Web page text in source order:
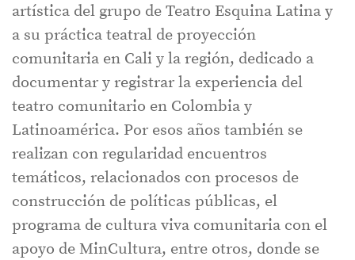
artística del grupo de Teatro Esquina Latina y
a su práctica teatral de proyección
comunitaria en Cali y la región, dedicado a
documentar y registrar la experiencia del
teatro comunitario en Colombia y
Latinoamérica. Por esos años también se
realizan con regularidad encuentros
temáticos, relacionados con procesos de
construcción de políticas públicas, el
programa de cultura viva comunitaria con el
apoyo de MinCultura, entre otros, donde se